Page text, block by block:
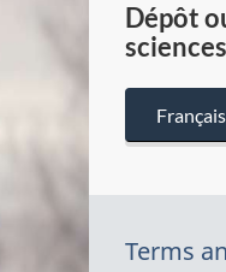
Dépôt
Français
Terms